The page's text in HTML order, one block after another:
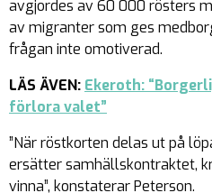
avgjordes av 60 000 rösters
av migranter som ges
frågan inte omotiverad.
LÄS ÄVEN: Ekeroth:
förlora valet”
”När röstkorten delas ut på
ersätter samhällskontraktet,
vinna”, konstaterar Peterson.